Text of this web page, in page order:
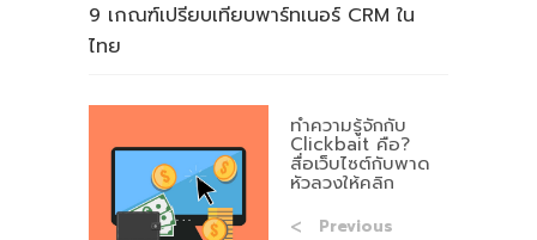
9 เกณฑ์เปรียบเทียบพาร์ทเนอร์ CRM ใน
ไทย
ทำความรู้จักกับ
Clickbait คือ?
สื่อเว็บไซต์กับพาด
หัวลวงให้คลิก
Previous